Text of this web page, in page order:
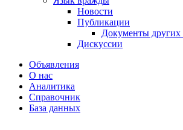
Новости
Публикации
Документы других
Дискуссии
Объявления
О нас
Аналитика
Справочник
База данных